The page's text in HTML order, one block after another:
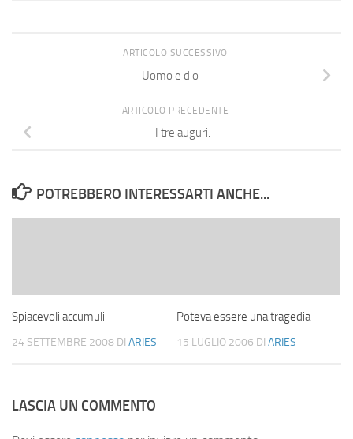
ARTICOLO SUCCESSIVO
Uomo e dio
ARTICOLO PRECEDENTE
I tre auguri.
POTREBBERO INTERESSARTI ANCHE...
Spiacevoli accumuli
24 SETTEMBRE 2008 DI ARIES
Poteva essere una tragedia
15 LUGLIO 2006 DI ARIES
LASCIA UN COMMENTO